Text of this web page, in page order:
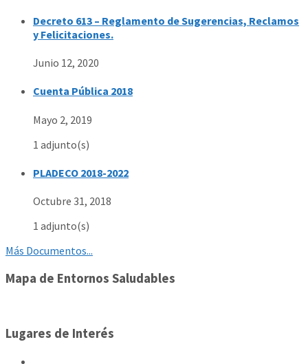
Decreto 613 – Reglamento de Sugerencias, Reclamos
y Felicitaciones.
Junio 12, 2020
Cuenta Pública 2018
Mayo 2, 2019
1 adjunto(s)
PLADECO 2018-2022
Octubre 31, 2018
1 adjunto(s)
Más Documentos...
Mapa de Entornos Saludables
Lugares de Interés